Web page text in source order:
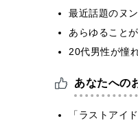
最近話題のヌ
あらゆること
20代男性が憧
あなたへの
「ラストアイ